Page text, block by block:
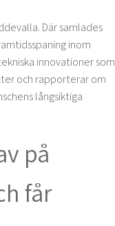
Där samlades
inom
innovationer som
och rapporterar om
långsiktiga
på
får